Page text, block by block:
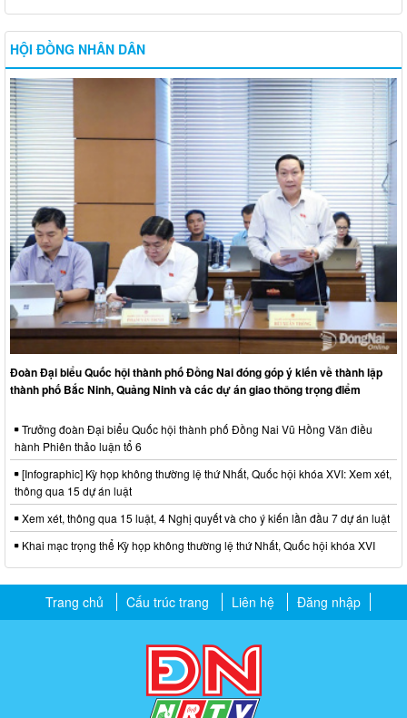
HỘI ĐỒNG NHÂN DÂN
Đoàn Đại biểu Quốc hội thành phố Đồng Nai đóng góp ý kiến về thành lập
thành phố Bắc Ninh, Quảng Ninh và các dự án giao thông trọng điểm
Trưởng đoàn Đại biểu Quốc hội thành phố Đồng Nai Vũ Hồng Văn điều
hành Phiên thảo luận tổ 6
[Infographic] Kỳ họp không thường lệ thứ Nhất, Quốc hội khóa XVI: Xem xét,
thông qua 15 dự án luật
Xem xét, thông qua 15 luật, 4 Nghị quyết và cho ý kiến lần đầu 7 dự án luật
Khai mạc trọng thể Kỳ họp không thường lệ thứ Nhất, Quốc hội khóa XVI
Trang chủ Cấu trúc trang Liên hệ Đăng nhập